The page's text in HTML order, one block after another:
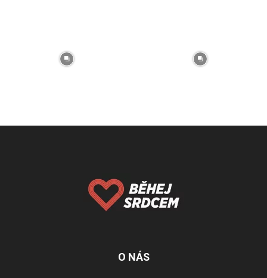
O NÁS